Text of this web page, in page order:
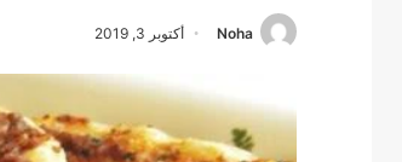
Noha أكتوبر 3, 2019